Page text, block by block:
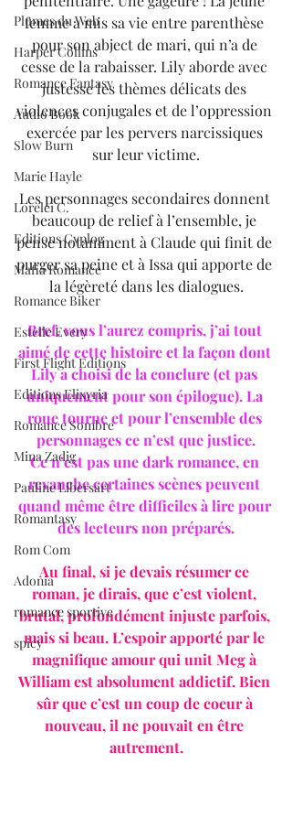
Plumes du Web
Harper Collins
Romance Fantasy
Audio Book
Slow Burn
Marie Hayle
Lorelei C.
Editions Cyplog
Mafia Romance
Romance Biker
Estelle Every
First Flight Editions
Editions Elixyria
Romance Sombre
Mina Zadig
Pauline Libersart
Romantasy
Rom Com
Adonia
romance sportive
spicy
femme a mis sa vie entre parenthèse
pour son abject de mari, qui n’a de
cesse de la rabaisser. Lily aborde avec
justesse les thèmes délicats des
violences conjugales et de l’oppression
exercée par les pervers narcissiques
sur leur victime.
Les personnages secondaires donnent
beaucoup de relief à l’ensemble, je
pense notamment à Claude qui finit de
purger sa peine et à Issa qui apporte de
la légèreté dans les dialogues.
Bref, vous l’aurez compris, j’ai tout
aimé de cette histoire et la façon dont
Lily a choisi de la conclure (et pas
uniquement pour son épilogue). La
roue tourne et pour l’ensemble des
personnages ce n’est que justice.
Ce n’est pas une dark romance, en
revanche certaines scènes peuvent
quand même être difficiles à lire pour
des lecteurs non préparés.
Au final, si je devais résumer ce
roman, je dirais, que c’est violent,
brutal, profondément injuste parfois,
mais si beau. L’espoir apporté par le
magnifique amour qui unit Meg à
William est absolument addictif. Bien
sûr que c’est un coup de coeur à
nouveau, il ne pouvait en être
autrement.